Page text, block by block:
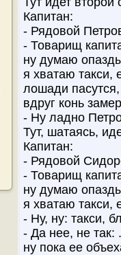
Капитан:
- Рядовой
- Товарищ
ну думаю
я хватаю такси,
лошади пасутся,
вдруг конь
- Ну ладно
Тут, шатаясь,
Капитан:
- Рядовой
- Товарищ
ну думаю
я хватаю такси,
- Ну, ну: такси,
- Да нее, не
ну пока ее